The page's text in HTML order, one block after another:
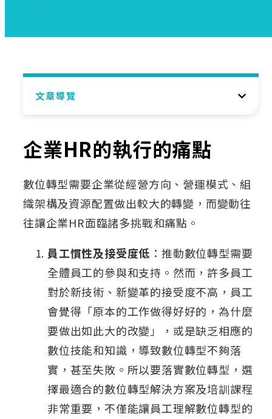
文章導覽
企業HR的執行的痛點
數位轉型需要企業從經營方向、營運模式、組
織架構及資源配置做出較大的轉變，而變動往
往讓企業HR面臨諸多挑戰和痛點。
員工慣性及接受度低 ：推動數位轉型需要
全體員工的參與和支持。然而，許多員工
對於新技術、新變革的接受度不高，員工
會覺得「原本的工作做得好好的，為什麼
要做出如此大的改變」，或是缺乏相應的
數位技能和知識，導致數位轉型不夠落
實，甚至失敗。所以要落實數位轉型，選
擇最適合的數位轉型解決方案及培訓課程
非常重要，不僅能讓員工理解數位轉型的